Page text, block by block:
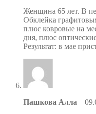
Женщина 65 лет. В
Обклейка
плюс ковровые на
дня, плюс
Результат: в мае
Пашкова Алла –